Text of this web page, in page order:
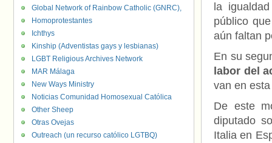
la
público
aún faltan
En su
labor del
van en
De este
diputado
Italia en
Global Network of Rainbow Catholic (GNRC),
Homoprotestantes
Ichthys
Kinship (Adventistas gays y lesbianas)
LGBT Religious Archives Network
MAR Málaga
New Ways Ministry
Noticias Comunidad Homosexual Católica
Other Sheep
Otras Ovejas
Outreach (un recurso católico LGTBQ)